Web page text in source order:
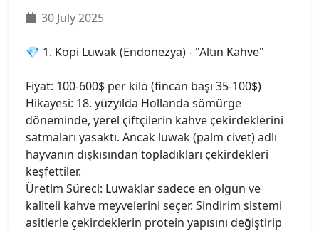
30 July 2025
💎 1. Kopi Luwak (Endonezya) - "Altın Kahve"
Fiyat: 100-600$ per kilo (fincan başı 35-100$)
Hikayesi: 18. yüzyılda Hollanda sömürge
döneminde, yerel çiftçilerin kahve çekirdeklerini
satmaları yasaktı. Ancak luwak (palm civet) adlı
hayvanın dışkısından topladıkları çekirdekleri
keşfettiler.
Üretim Süreci: Luwaklar sadece en olgun ve
kaliteli kahve meyvelerini seçer. Sindirim sistemi
asitlerle çekirdeklerin protein yapısını değiştirip